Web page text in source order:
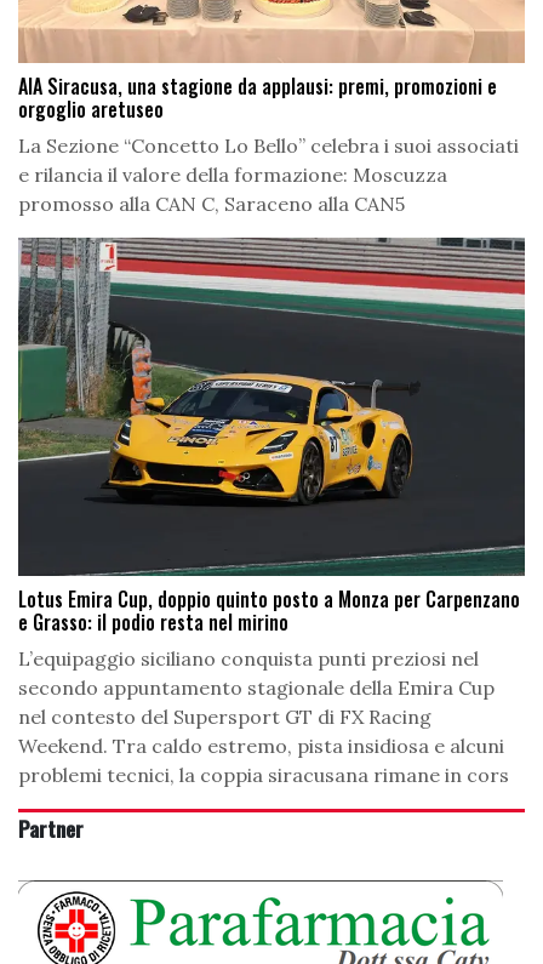
AIA Siracusa, una stagione da applausi: premi, promozioni e
orgoglio aretuseo
La Sezione “Concetto Lo Bello” celebra i suoi associati
e rilancia il valore della formazione: Moscuzza
promosso alla CAN C, Saraceno alla CAN5
Lotus Emira Cup, doppio quinto posto a Monza per Carpenzano
e Grasso: il podio resta nel mirino
L’equipaggio siciliano conquista punti preziosi nel
secondo appuntamento stagionale della Emira Cup
nel contesto del Supersport GT di FX Racing
Weekend. Tra caldo estremo, pista insidiosa e alcuni
problemi tecnici, la coppia siracusana rimane in cors
Partner